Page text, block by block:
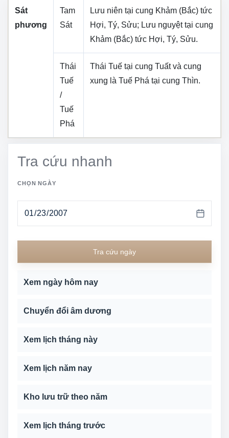
Sát
phương
Tam
Sát
Lưu niên tại cung Khảm (Bắc) tức
Hợi, Tý, Sửu; Lưu nguyệt tại cung
Khảm (Bắc) tức Hợi, Tý, Sửu.
Thái
Tuế
/
Tuế
Phá
Thái Tuế tại cung Tuấtvà cung
xung là Tuế Phá tại cung Thìn.
Tra cứu nhanh
CHỌN NGÀY
Tra cứu ngày
Xem ngày hôm nay
Chuyển đổi âm dương
Xem lịch tháng này
Xem lịch năm nay
Kho lưu trữ theo năm
Xem lịch tháng trước